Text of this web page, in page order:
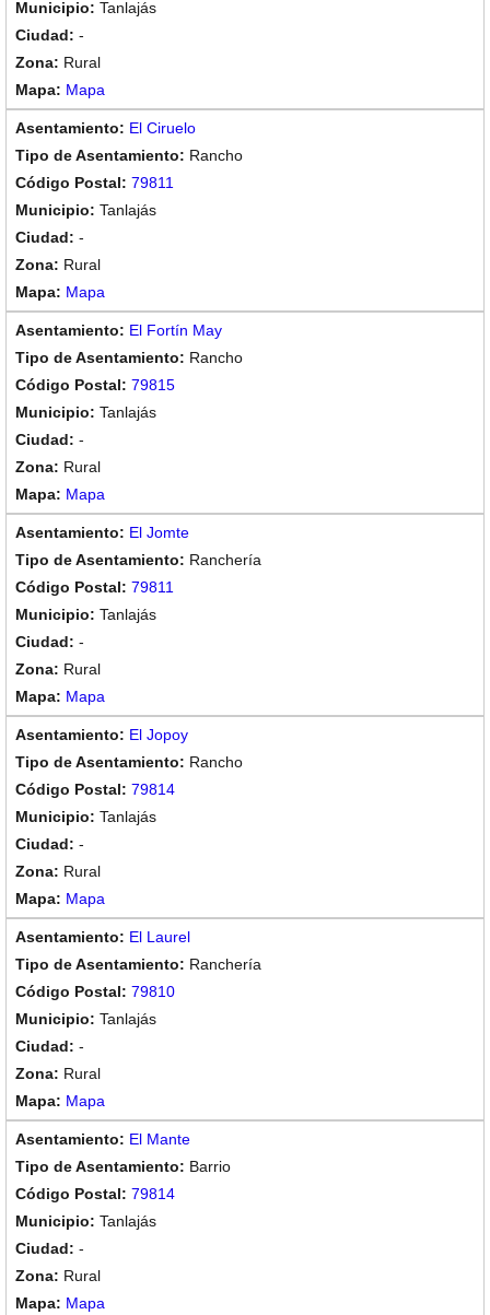
Tanlajás
-
Rural
Mapa
El Ciruelo
Rancho
79811
Tanlajás
-
Rural
Mapa
El Fortín May
Rancho
79815
Tanlajás
-
Rural
Mapa
El Jomte
Ranchería
79811
Tanlajás
-
Rural
Mapa
El Jopoy
Rancho
79814
Tanlajás
-
Rural
Mapa
El Laurel
Ranchería
79810
Tanlajás
-
Rural
Mapa
El Mante
Barrio
79814
Tanlajás
-
Rural
Mapa